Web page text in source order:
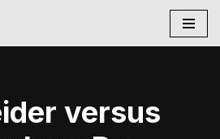
versus